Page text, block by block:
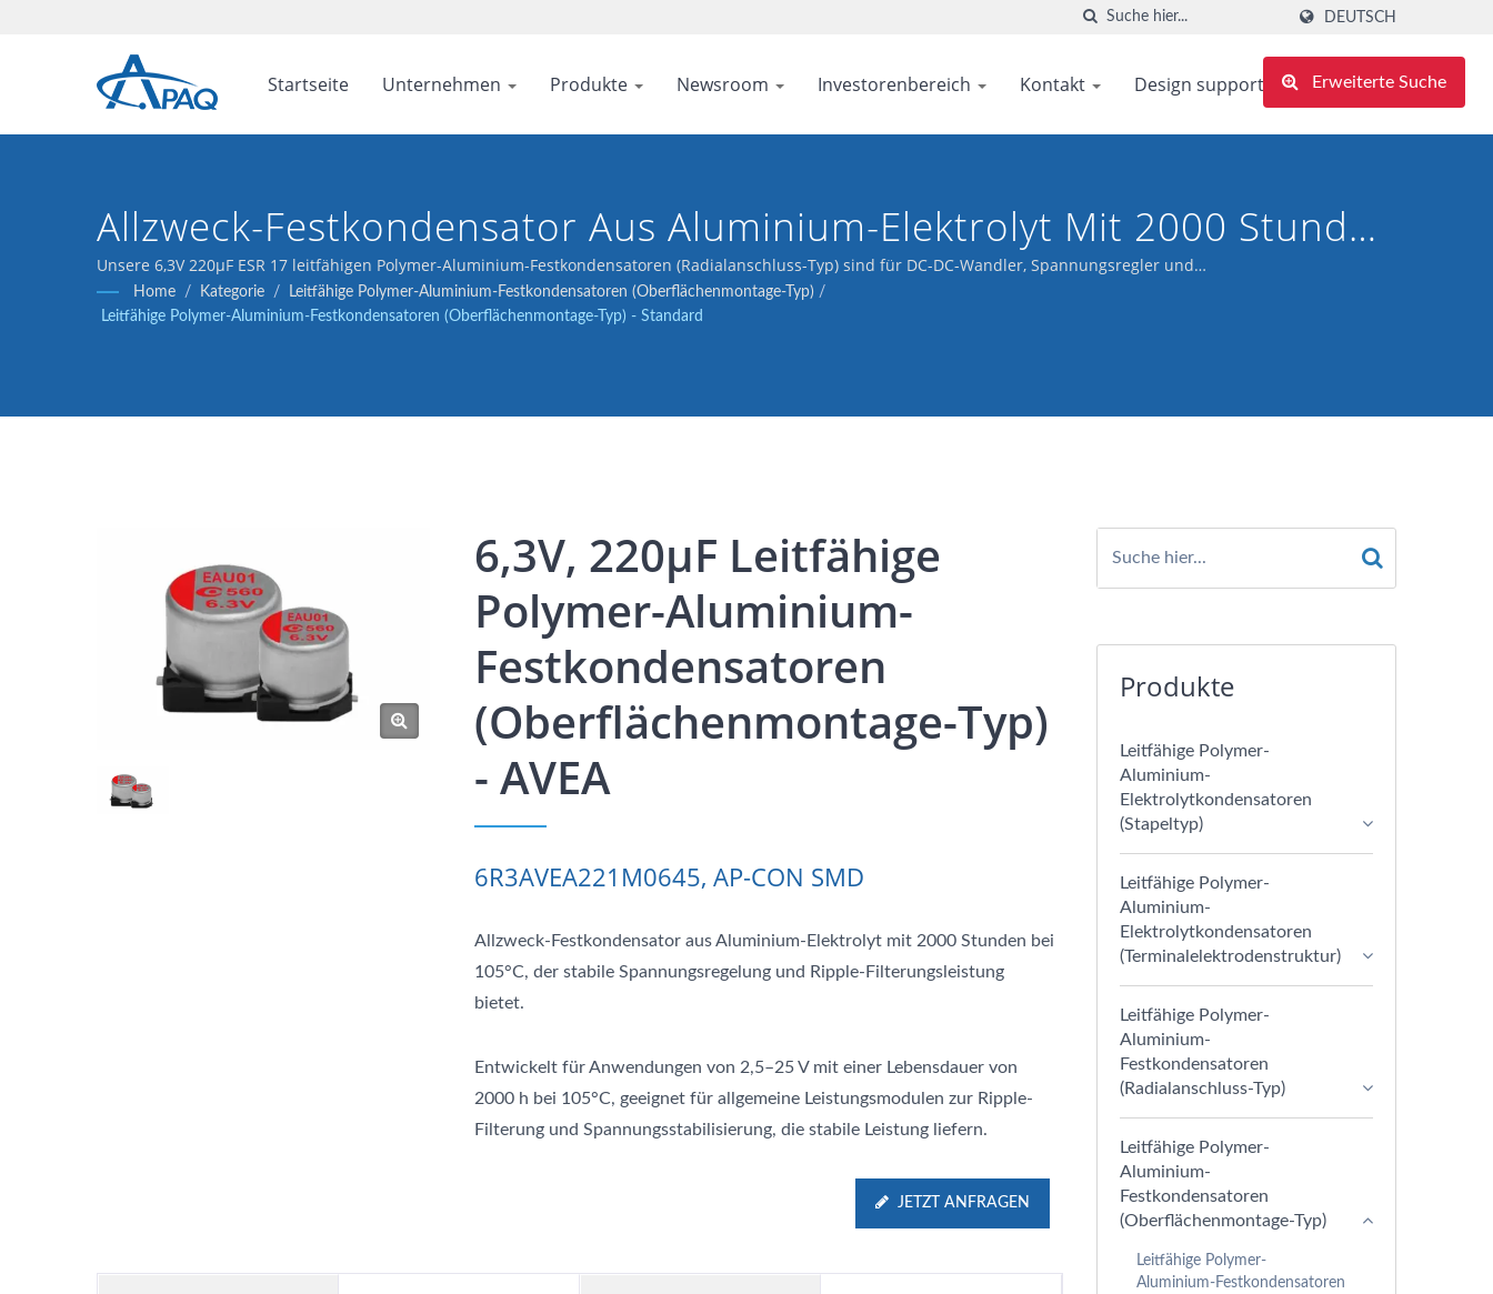
DEUTSCH
Startseite Unternehmen Produkte Newsroom Investorenbereich Kontakt Design support Erweiterte Suche
Allzweck-Festkondensator Aus Aluminium-Elektrolyt Mit 2000 Stunden
Bei 105°C, Der Stabile Spannungsregelung Und Ripple-
Filterungsleistung Bietet.
Unsere 6,3V 220μF ESR 17 leitfähigen Polymer-Aluminium-Festkondensatoren (Radialanschluss-Typ) sind für DC-DC-Wandler, Spannungsregler und
Entkopplungsanwendungen konzipiert.
Home / Kategorie / Leitfähige Polymer-Aluminium-Festkondensatoren (Oberflächenmontage-Typ) /
Leitfähige Polymer-Aluminium-Festkondensatoren (Oberflächenmontage-Typ) - Standard
6,3V, 220μF Leitfähige
Polymer-Aluminium-
Festkondensatoren
(Oberflächenmontage-Typ)
- AVEA
6R3AVEA221M0645, AP-CON SMD
Allzweck-Festkondensator aus Aluminium-Elektrolyt mit 2000 Stunden bei
105°C, der stabile Spannungsregelung und Ripple-Filterungsleistung
bietet.
Entwickelt für Anwendungen von 2,5–25 V mit einer Lebensdauer von
2000 h bei 105°C, geeignet für allgemeine Leistungsmodulen zur Ripple-
Filterung und Spannungsstabilisierung, die stabile Leistung liefern.
JETZT ANFRAGEN
Produkte
Leitfähige Polymer-
Aluminium-
Elektrolytkondensatoren
(Stapeltyp)
Leitfähige Polymer-
Aluminium-
Elektrolytkondensatoren
(Terminalelektrodenstruktur)
Leitfähige Polymer-
Aluminium-
Festkondensatoren
(Radialanschluss-Typ)
Leitfähige Polymer-
Aluminium-
Festkondensatoren
(Oberflächenmontage-Typ)
Leitfähige Polymer-
Aluminium-Festkondensatoren